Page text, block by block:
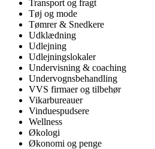
Transport og fragt
Tøj og mode
Tømrer & Snedkere
Udklædning
Udlejning
Udlejningslokaler
Undervisning & coaching
Undervognsbehandling
VVS firmaer og tilbehør
Vikarbureauer
Vinduespudsere
Wellness
Økologi
Økonomi og penge